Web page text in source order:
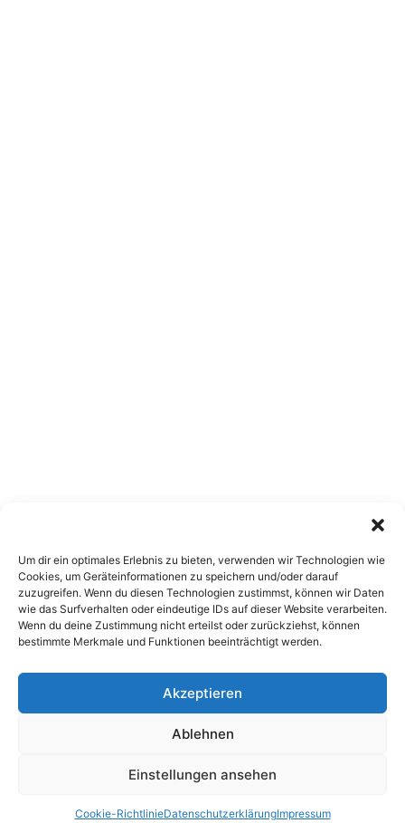
Um dir ein optimales Erlebnis zu bieten, verwenden wir Technologien wie
Cookies, um Geräteinformationen zu speichern und/oder darauf
zuzugreifen. Wenn du diesen Technologien zustimmst, können wir Daten
wie das Surfverhalten oder eindeutige IDs auf dieser Website verarbeiten.
Wenn du deine Zustimmung nicht erteilst oder zurückziehst, können
bestimmte Merkmale und Funktionen beeinträchtigt werden.
Akzeptieren
Ablehnen
Einstellungen ansehen
Cookie-RichtlinieDatenschutzerklärungImpressum
Copyright 2026, All Rights Reserved